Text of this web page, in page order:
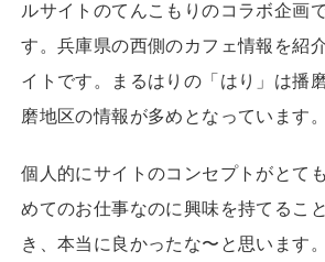
ルサイトのてんこもりのコラボ企画
す。兵庫県の西側のカフェ情報を紹
イトです。まるはりの「はり」は播
磨地区の情報が多めとなっています。
個人的にサイトのコンセプトがとて
めてのお仕事なのに興味を持てるこ
き、本当に良かったな〜と思います。